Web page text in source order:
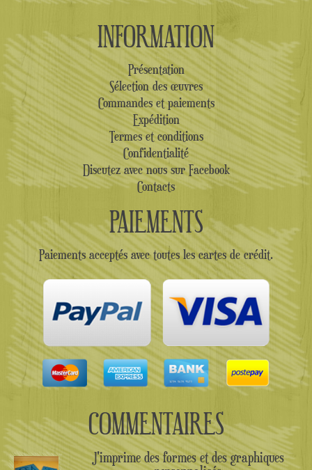
INFORMATION
Présentation
Sélection des œuvres
Commandes et paiements
Expédition
Termes et conditions
Confidentialité
Discutez avec nous sur Facebook
Contacts
PAIEMENTS
Paiements acceptés avec toutes les cartes de crédit.
COMMENTAIRES
J'imprime des formes et des graphiques